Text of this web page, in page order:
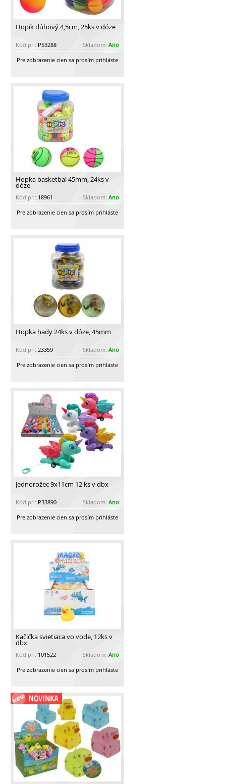
Hopík dúhový 4,5cm, 25ks v dóze
Kód pr.: P53288 Skladom: Ano
Pre zobrazenie cien sa prosím prihláste
Hopka basketbal 45mm, 24ks v
dóze
Kód pr.: 18961 Skladom: Ano
Pre zobrazenie cien sa prosím prihláste
Hopka hady 24ks v dóze, 45mm
Kód pr.: 23359 Skladom: Ano
Pre zobrazenie cien sa prosím prihláste
Jednorožec 9x11cm 12 ks v dbx
Kód pr.: P33890 Skladom: Ano
Pre zobrazenie cien sa prosím prihláste
Kačička svietiaca vo vode, 12ks v
dbx
Kód pr.: 101522 Skladom: Ano
Pre zobrazenie cien sa prosím prihláste